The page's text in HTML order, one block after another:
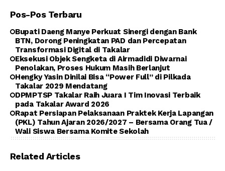
Pos-Pos Terbaru
Bupati Daeng Manye Perkuat Sinergi dengan Bank
BTN, Dorong Peningkatan PAD dan Percepatan
Transformasi Digital di Takalar
Eksekusi Objek Sengketa di Airmadidi Diwarnai
Penolakan, Proses Hukum Masih Berlanjut
Hengky Yasin Dinilai Bisa “Power Full” di Pilkada
Takalar 2029 Mendatang
DPMPTSP Takalar Raih Juara I Tim Inovasi Terbaik
pada Takalar Award 2026
Rapat Persiapan Pelaksanaan Praktek Kerja Lapangan
(PKL) Tahun Ajaran 2026/2027 – Bersama Orang Tua /
Wali Siswa Bersama Komite Sekolah
Related Articles